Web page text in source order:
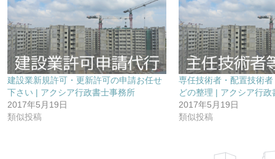
建設業新規許可・更新許可の申請お任せ
下さい | アクシア行政書士事務所
2017年5月19日
類似投稿
専任技術者・配置技術
どの整理 | アクシア行政
2017年5月19日
類似投稿